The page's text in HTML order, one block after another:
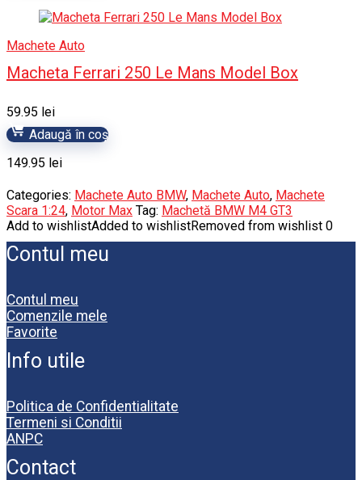
Machete Auto
Macheta Ferrari 250 Le Mans Model Box
59.95 lei
Adaugă în coș
149.95 lei
Categories: Machete Auto BMW, Machete Auto, Machete
Scara 1:24, Motor Max Tag: Machetă BMW M4 GT3
Add to wishlistAdded to wishlistRemoved from wishlist 0
Contul meu
Contul meu
Comenzile mele
Favorite
Info utile
Politica de Confidentialitate
Termeni si Conditii
ANPC
Contact